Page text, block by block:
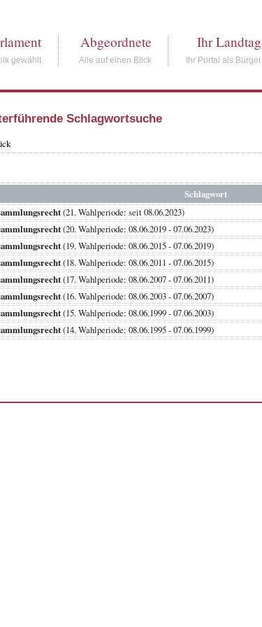
gewählt
Abgeordnete
Alle auf einen Blick
Ihr Landtag
Ihr Portal als Bürger
Schlagwortsuche
Schlagwort
(21. Wahlperiode: seit 08.06.2023)
(20. Wahlperiode: 08.06.2019 - 07.06.2023)
(19. Wahlperiode: 08.06.2015 - 07.06.2019)
(18. Wahlperiode: 08.06.2011 - 07.06.2015)
(17. Wahlperiode: 08.06.2007 - 07.06.2011)
(16. Wahlperiode: 08.06.2003 - 07.06.2007)
(15. Wahlperiode: 08.06.1999 - 07.06.2003)
(14. Wahlperiode: 08.06.1995 - 07.06.1999)